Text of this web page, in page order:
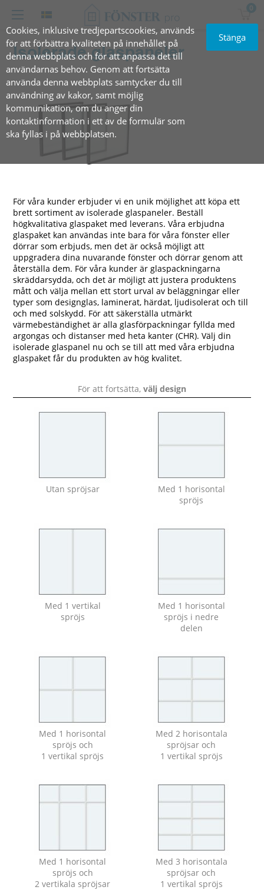
Cookies, inklusive tredjepartscookies, används
för att förbättra kvaliteten på innehållet på
denna webbplats och för att anpassa det till
användarnas behov. Genom att fortsätta
använda denna webbplats samtycker du till
användning av kakor, samt möjlig
kommunikation, om du anger din
kontaktinformation i ett av de formulär som
ska fyllas i på webbplatsen.
Stänga
0
Isolerade glaspaneler
För våra kunder erbjuder vi en unik möjlighet att köpa ett
brett sortiment av isolerade glaspaneler. Beställ
högkvalitativa glaspaket med leverans. Våra erbjudna
glaspaket kan användas inte bara för våra fönster eller
dörrar som erbjuds, men det är också möjligt att
uppgradera dina nuvarande fönster och dörrar genom att
återställa dem. För våra kunder är glaspackningarna
skräddarsydda, och det är möjligt att justera produktens
mått och välja mellan ett stort urval av beläggningar eller
typer som designglas, laminerat, härdat, ljudisolerat och till
och med solskydd. För att säkerställa utmärkt
värmebeständighet är alla glasförpackningar fyllda med
argongas och distanser med heta kanter (CHR). Välj din
isolerade glaspanel nu och se till att med våra erbjudna
glaspaket får du produkten av hög kvalitet.
För att fortsätta, välj design
Utan spröjsar
Med 1 horisontal
spröjs
Med 1 vertikal
spröjs
Med 1 horisontal
spröjs i nedre
delen
Med 1 horisontal
spröjs och
1 vertikal spröjs
Med 2 horisontala
spröjsar och
1 vertikal spröjs
Med 1 horisontal
spröjs och
2 vertikala spröjsar
Med 3 horisontala
spröjsar och
1 vertikal spröjs